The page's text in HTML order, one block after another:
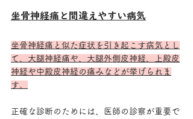
坐骨神経痛と間違えやすい病気
坐骨神経痛と似た症状を引き起こす病気とし
て、大腿神経痛や、大腿外側皮神経、上殿皮
神経や中殿皮神経の痛みなどが挙げられま
す。
正確な診断のためには、医師の診察が重要で